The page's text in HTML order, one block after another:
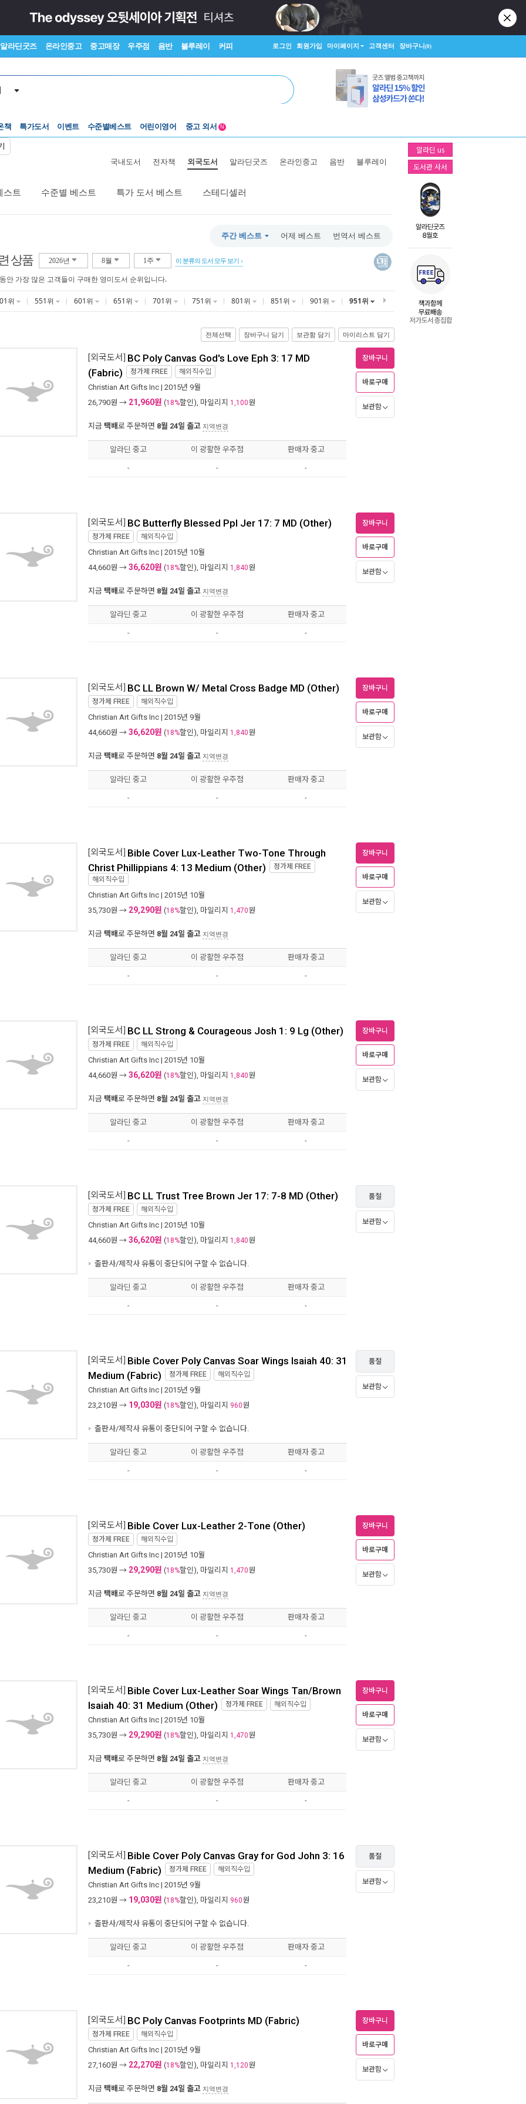
알라딘굿즈 온라인중고 중고매장 우주점 음반 블루레이 커피 로그인 회원가입 마이페이지 고객센터 장바구니(0)
책 특가도서 이벤트
수준별베스트
어린이영어
중고 외서
중고 외서
N
알라딘 us
도서관 사서
국내도서 전자책 외국도서 알라딘굿즈 온라인중고 음반 블루레이
스트 수준별 베스트 특가 도서 베스트 스테디셀러
주간 베스트 어제 베스트 번역서 베스트
상품 2026년 8월 1주 이 분류의 도서 모두 보기
안 가장 많은 고객들이 구매한 영미도서 순위입니다.
위 551위 601위 651위 701위 751위 801위 851위 901위 951위
전체선택 장바구니 담기 보관함 담기 마이리스트 담기
[외국도서] BC Poly Canvas God's Love Eph 3: 17 MD
(Fabric) 정가제 FREE 해외직수입
Christian Art Gifts Inc | 2015년 9월
26,790원 → 21,960원 (18%할인), 마일리지 1,100원
지금 택배로 주문하면 8월 24일 출고 지역변경
장바구니
바로구매
보관함
알라딘 중고 이 광활한 우주점 판매자 중고
- - -
[외국도서] BC Butterfly Blessed Ppl Jer 17: 7 MD (Other)
정가제 FREE 해외직수입
Christian Art Gifts Inc | 2015년 10월
44,660원 → 36,620원 (18%할인), 마일리지 1,840원
지금 택배로 주문하면 8월 24일 출고 지역변경
장바구니
바로구매
보관함
알라딘 중고 이 광활한 우주점 판매자 중고
- - -
[외국도서] BC LL Brown W/ Metal Cross Badge MD (Other)
정가제 FREE 해외직수입
Christian Art Gifts Inc | 2015년 9월
44,660원 → 36,620원 (18%할인), 마일리지 1,840원
지금 택배로 주문하면 8월 24일 출고 지역변경
장바구니
바로구매
보관함
알라딘 중고 이 광활한 우주점 판매자 중고
- - -
[외국도서] Bible Cover Lux-Leather Two-Tone Through
Christ Phillippians 4: 13 Medium (Other) 정가제
FREE
해외직수입
Christian Art Gifts Inc | 2015년 10월
35,730원 → 29,290원 (18%할인), 마일리지 1,470원
지금 택배로 주문하면 8월 24일 출고 지역변경
장바구니
바로구매
보관함
알라딘 중고 이 광활한 우주점 판매자 중고
- - -
[외국도서] BC LL Strong & Courageous Josh 1: 9 Lg (Other)
정가제 FREE 해외직수입
Christian Art Gifts Inc | 2015년 10월
44,660원 → 36,620원 (18%할인), 마일리지 1,840원
지금 택배로 주문하면 8월 24일 출고 지역변경
장바구니
바로구매
보관함
알라딘 중고 이 광활한 우주점 판매자 중고
- - -
[외국도서] BC LL Trust Tree Brown Jer 17: 7-8 MD (Other)
정가제 FREE 해외직수입
Christian Art Gifts Inc | 2015년 10월
44,660원 → 36,620원 (18%할인), 마일리지 1,840원
출판사/제작사 유통이 중단되어 구할 수 없습니다.
품절
보관함
알라딘 중고 이 광활한 우주점 판매자 중고
- - -
[외국도서] Bible Cover Poly Canvas Soar Wings Isaiah 40: 31
Medium (Fabric) 정가제 FREE 해외직수입
Christian Art Gifts Inc | 2015년 9월
23,210원 → 19,030원 (18%할인), 마일리지 960원
출판사/제작사 유통이 중단되어 구할 수 없습니다.
품절
보관함
알라딘 중고 이 광활한 우주점 판매자 중고
- - -
[외국도서] Bible Cover Lux-Leather 2-Tone (Other)
정가제 FREE 해외직수입
Christian Art Gifts Inc | 2015년 10월
35,730원 → 29,290원 (18%할인), 마일리지 1,470원
지금 택배로 주문하면 8월 24일 출고 지역변경
장바구니
바로구매
보관함
알라딘 중고 이 광활한 우주점 판매자 중고
- - -
[외국도서] Bible Cover Lux-Leather Soar Wings Tan/Brown
Isaiah 40: 31 Medium (Other) 정가제 FREE 해외직수입
Christian Art Gifts Inc | 2015년 10월
35,730원 → 29,290원 (18%할인), 마일리지 1,470원
지금 택배로 주문하면 8월 24일 출고 지역변경
장바구니
바로구매
보관함
알라딘 중고 이 광활한 우주점 판매자 중고
- - -
[외국도서] Bible Cover Poly Canvas Gray for God John 3: 16
Medium (Fabric) 정가제 FREE 해외직수입
Christian Art Gifts Inc | 2015년 9월
23,210원 → 19,030원 (18%할인), 마일리지 960원
출판사/제작사 유통이 중단되어 구할 수 없습니다.
품절
보관함
알라딘 중고 이 광활한 우주점 판매자 중고
- - -
[외국도서] BC Poly Canvas Footprints MD (Fabric)
정가제 FREE 해외직수입
Christian Art Gifts Inc | 2015년 9월
27,160원 → 22,270원 (18%할인), 마일리지 1,120원
지금 택배로 주문하면 8월 24일 출고 지역변경
장바구니
바로구매
보관함